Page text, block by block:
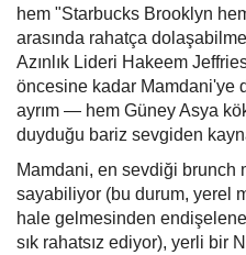
hem "Starbucks Brooklyn
arasında rahatça
Azınlık Lideri Hakeem
öncesine kadar Mamdani'ye
ayrım — hem Güney Asya
duyduğu bariz sevgiden
Mamdani, en sevdiği brunch
sayabiliyor (bu durum, yerel
hale gelmesinden
sık rahatsız ediyor), yerli bir